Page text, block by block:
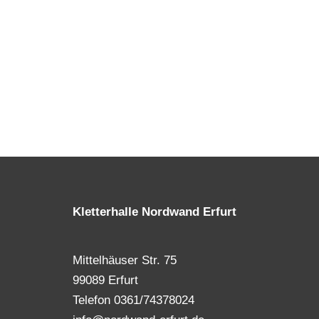
Kletterhalle Nordwand Erfurt
Mittelhäuser Str. 75
99089 Erfurt
Telefon 0361/74378024